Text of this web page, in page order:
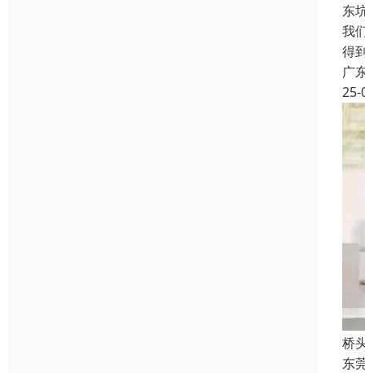
东
我
得
广
25-
桥
东